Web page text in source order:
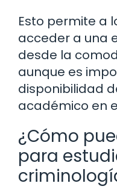
Esto permite a
acceder a una
desde la
aunque es
disponibilidad
académico en
¿Cómo
para